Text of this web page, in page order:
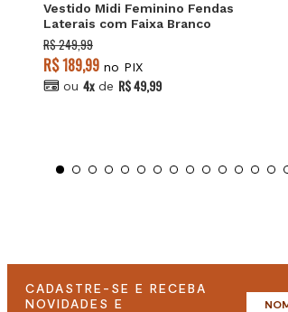
Vestido Midi Feminino Fendas
Laterais com Faixa Branco
Salvatore
R$ 249,99
R$ 189,99 no PIX
ou 4x de R$ 49,99
CADASTRE-SE E RECEBA
NOVIDADES E